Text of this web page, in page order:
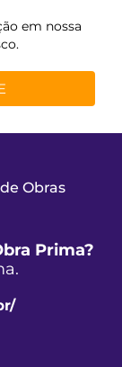
em nossa
Obras
Prima?